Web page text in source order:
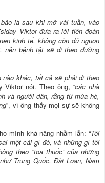
là sau khi mở vài tuần, vào
Viktor đưa ra lời tiên đoán
kinh tế, không còn đủ nguồn
bệnh tật sẽ đi theo đường
khác, tất cả sẽ phải đi theo
Viktor nói. Theo ông, “các nhà
và người dân, rằng từ mùa hè,
”, vì ông thấy mọi sự sẽ không
mình khả năng nhầm lẫn: “Tôi
một cái gì đó, và những gì tôi
theo “toa thuốc” của những
Trung Quốc, Đài Loan, Nam